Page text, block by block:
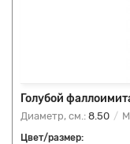
Голубой
Диаметр, см.: 8.50
Цвет/размер: